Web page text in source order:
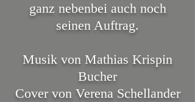
ganz nebenbei auch noch
seinen Auftrag.
Musik von Mathias Krispin
Bucher
Cover von Verena Schellander